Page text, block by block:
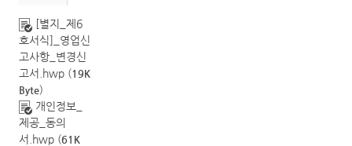
[별지_제6
호서식]_영업신
고사항_변경신
고서.hwp (19K
Byte)
개인정보_
제공_동의
서.hwp (61K